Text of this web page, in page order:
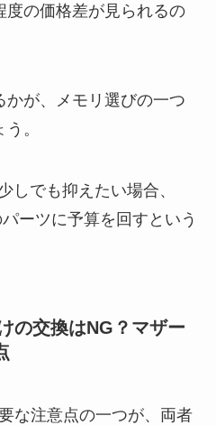
度の価格差が見られるの
かが、メモリ選びの一つ
。
しでも抑えたい場合、
ーツに予算を回すという
の交換はNG？マザー
な注意点の一つが、両者